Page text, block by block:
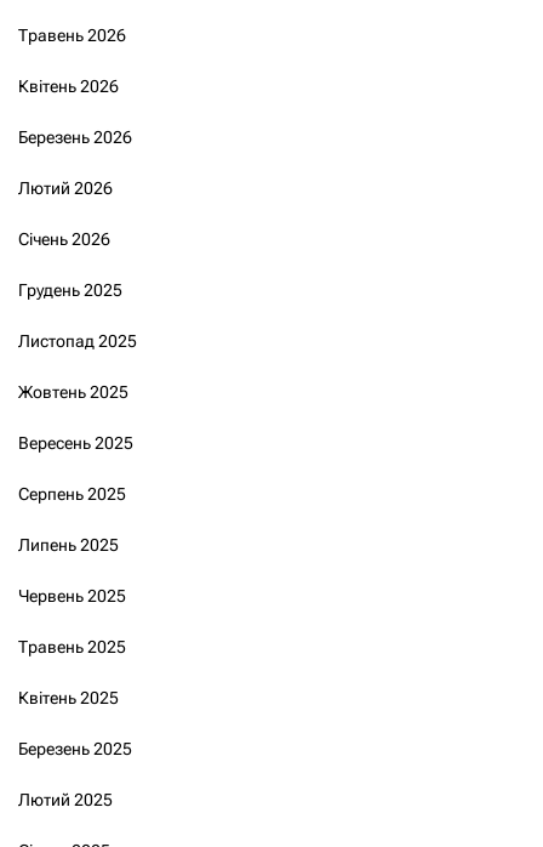
Травень 2026
Квітень 2026
Березень 2026
Лютий 2026
Січень 2026
Грудень 2025
Листопад 2025
Жовтень 2025
Вересень 2025
Серпень 2025
Липень 2025
Червень 2025
Травень 2025
Квітень 2025
Березень 2025
Лютий 2025